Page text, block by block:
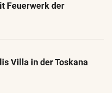
Feuerwerk der
Villa in der Toskana